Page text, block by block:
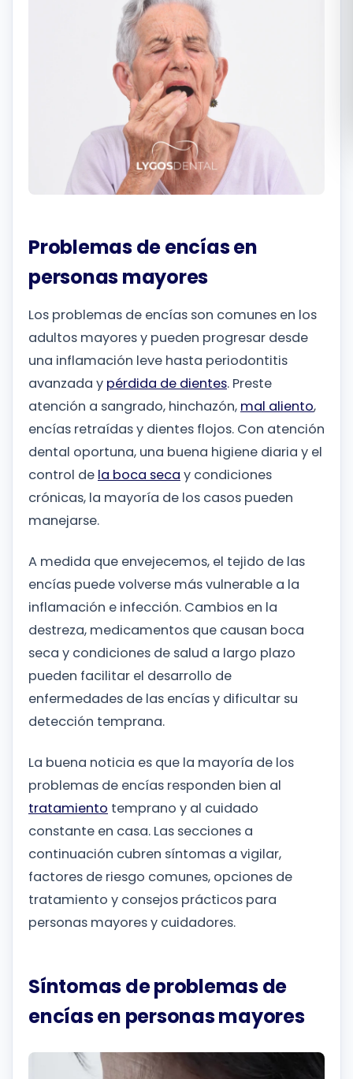
Problemas de encías en
personas mayores
Los problemas de encías son comunes en los
adultos mayores y pueden progresar desde
una inflamación leve hasta periodontitis
avanzada y pérdida de dientes. Preste
atención a sangrado, hinchazón, mal aliento,
encías retraídas y dientes flojos. Con atención
dental oportuna, una buena higiene diaria y el
control de la boca seca y condiciones
crónicas, la mayoría de los casos pueden
manejarse.
A medida que envejecemos, el tejido de las
encías puede volverse más vulnerable a la
inflamación e infección. Cambios en la
destreza, medicamentos que causan boca
seca y condiciones de salud a largo plazo
pueden facilitar el desarrollo de
enfermedades de las encías y dificultar su
detección temprana.
La buena noticia es que la mayoría de los
problemas de encías responden bien al
tratamiento temprano y al cuidado
constante en casa. Las secciones a
continuación cubren síntomas a vigilar,
factores de riesgo comunes, opciones de
tratamiento y consejos prácticos para
personas mayores y cuidadores.
Síntomas de problemas de
encías en personas mayores